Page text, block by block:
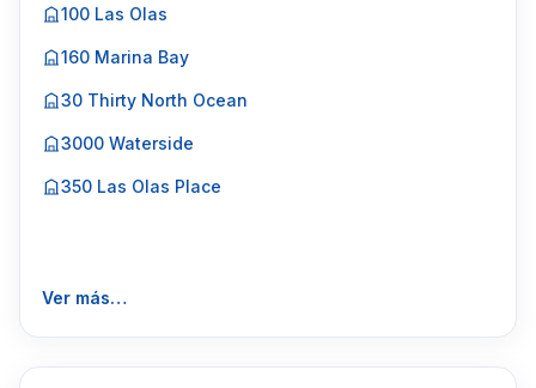
100 Las Olas
160 Marina Bay
30 Thirty North Ocean
3000 Waterside
350 Las Olas Place
Ver más…